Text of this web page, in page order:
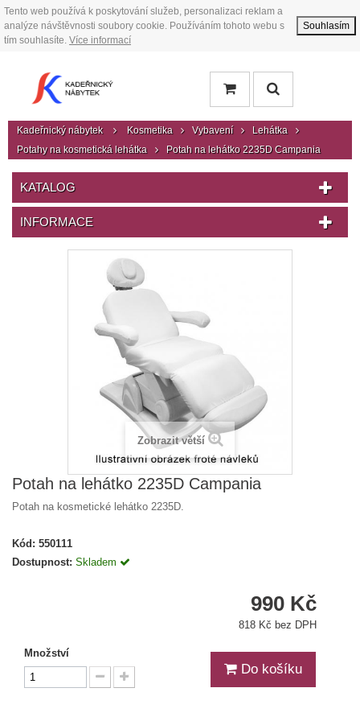
Tento web používá k poskytování služeb, personalizaci reklam a
analýze návštěvnosti soubory cookie. Používáním tohoto webu s
tím souhlasíte. Více informací
Souhlasím
Kadeřnický nábytek Kosmetika Vybavení
Lehátka
Potahy na kosmetická lehátka
Potah na lehátko 2235D Campania
KATALOG
INFORMACE
Zobrazit větší
Potah na lehátko 2235D Campania
Potah na kosmetické lehátko 2235D.
Kód: 550111
Dostupnost: Skladem
990 Kč
818 Kč bez DPH
Množství
Do košíku